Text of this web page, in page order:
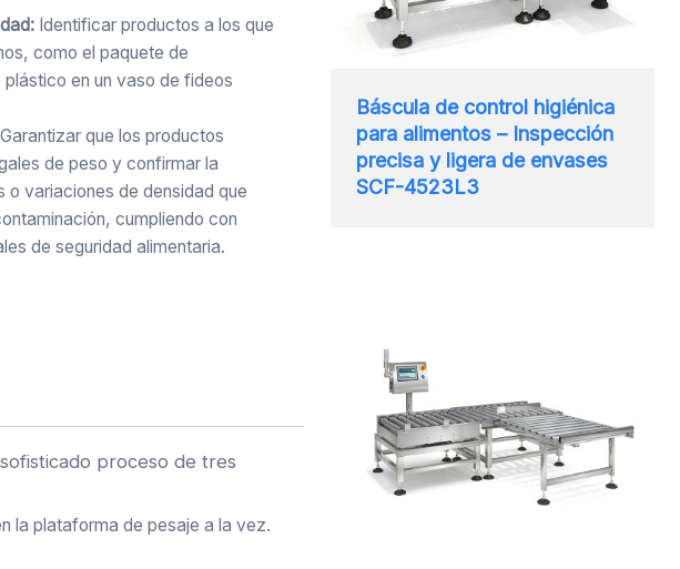
Identificar productos a los que
como el paquete de
en un vaso de fideos
Garantizar que los productos
de peso y confirmar la
variaciones de densidad que
cumpliendo con
de seguridad alimentaria.
proceso de tres
la plataforma de pesaje a la vez.
Báscula de control higiénica
para alimentos – Inspección
precisa y ligera de envases
SCF-4523L3